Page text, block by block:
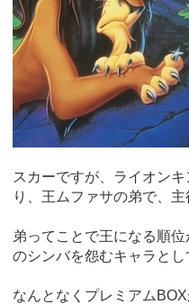
スカーですが、ライオン
り、王ムファサの弟で、
弟ってことで王になる順
のシンバを怨むキャラとし
なんとなくプレミアム